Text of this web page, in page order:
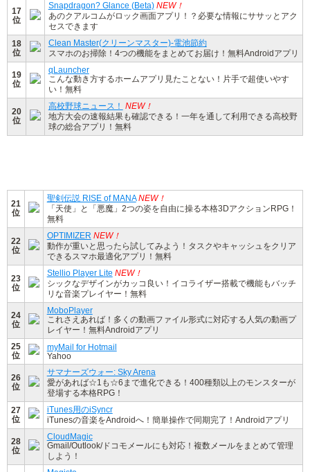
17
位
Snapdragon? Glance (Beta) NEW！
あのクアルコムがロック画面アプリ！？必要な情報にササッとアク
セスできます
18
位
Clean Master(クリーンマスター)-電池節約
スマホのお掃除！4つの機能をまとめてお届け！無料Androidアプリ
19
位
qLauncher
こんな動き方するホームアプリ見たことない！片手で超使いやす
い！無料
20
位
高校野球ニュース！
NEW！
地方大会の速報結果も確認できる！一年を通して利用できる高校野
球の総合アプリ！無料
21
位
聖剣伝説 RISE of MANA NEW！
「天使」と「悪魔」2つの姿を自由に操る本格3DアクションRPG！
無料
22
位
OPTIMIZER NEW！
動作が重いと思ったら試してみよう！タスクやキャッシュをクリア
できるスマホ最適化アプリ！無料
23
位
Stellio Player Lite NEW！
シックなデザインがカッコ良い！イコライザー搭載で機能もバッチ
リな音楽プレイヤー！無料
24
位
MoboPlayer
これさえあれば！多くの動画ファイル形式に対応する人気の動画プ
レイヤー！無料Androidアプリ
25
位
myMail for Hotmail
Yahoo
26
位
サマナーズウォー: Sky Arena
愛があれば☆1も☆6まで進化できる！400種類以上のモンスターが
登場する本格RPG！
27
位
iTunes用のiSyncr
iTunesの音楽をAndroidへ！簡単操作で同期完了！Androidアプリ
28
位
CloudMagic
Gmail/Outlook/ドコモメールにも対応！複数メールをまとめて管理
しよう！